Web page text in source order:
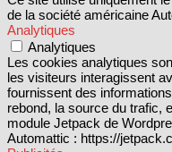
de la société américaine
Analytiques
Analytiques
Les cookies analytiques
les visiteurs interagissent
fournissent des
rebond, la source du trafic,
module Jetpack de
Automattic : https://